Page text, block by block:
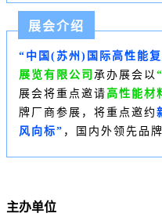
展会介绍
“中国(苏州)国际高性能
展览有限公司 承办展会 以
展会将重点邀请 高性能材
牌厂商参展，将重点邀约
风向标” ，国内外领先品
主办单位